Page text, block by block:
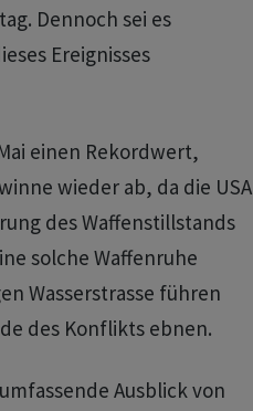
Dennoch sei es
Ereignisses
einen Rekordwert,
wieder ab, da die USA
des Waffenstillstands
solche Waffenruhe
Wasserstrasse führen
des Konflikts ebnen.
Ausblick von